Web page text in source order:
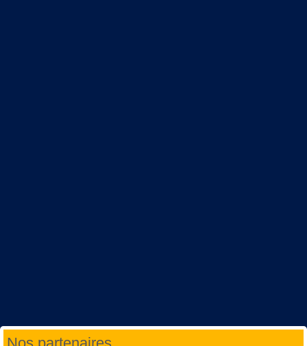
Année
Mois
Année
Mois